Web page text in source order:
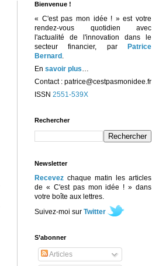
Bienvenue !
« C'est pas mon idée ! » est votre
rendez-vous quotidien avec
l'actualité de l'innovation dans le
secteur financier, par
Patrice
Bernard .
En savoir plus…
Contact : patrice@cestpasmonidee.fr
ISSN 2551-539X
Rechercher
Newsletter
Recevez chaque matin les articles
de « C'est pas mon idée ! » dans
votre boîte aux lettres.
Suivez-moi sur Twitter
S’abonner
Articles